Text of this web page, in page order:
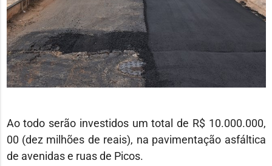
Ao todo serão investidos um total de R$ 10.000.000,
00 (dez milhões de reais), na pavimentação asfáltica
de avenidas e ruas de Picos.